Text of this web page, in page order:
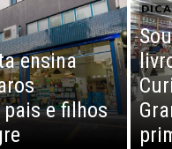
ensina
e filhos